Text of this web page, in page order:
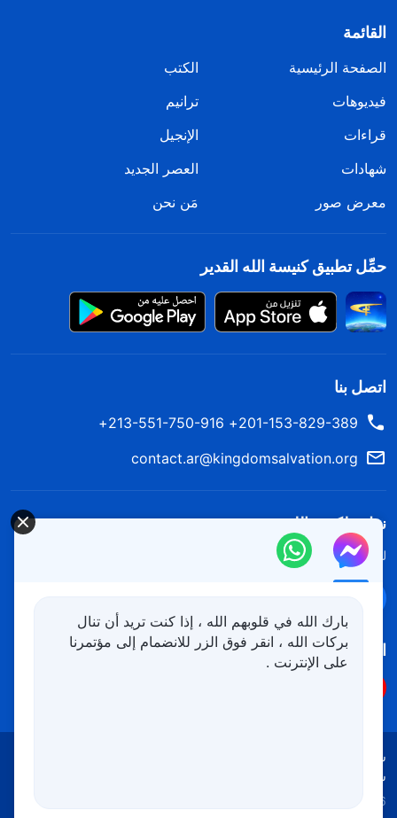
القائمة
الصفحة الرئيسية
الكتب
فيديوهات
ترانيم
قراءات
الإنجيل
شهادات
العصر الجديد
معرض صور
مَن نحن
حمِّل تطبيق كنيسة الله القدير
اتصل بنا
201-153-829-389+ 213-551-750-916+
contact.ar@kingdomsalvation.org
نزل ملكوت الله.
لقد نزلت المملكة بالفعل إلى الأرض! هل تريد دخوله؟
اتبعنا
شروط الاستخدام
سياسة ملفات تعريف الارتباط
Copyright © 2026
بارك الله في قلوبهم الله ، إذا كنت تريد أن تنال
بركات الله ، انقر فوق الزر للانضمام إلى مؤتمرنا
على الإنترنت .